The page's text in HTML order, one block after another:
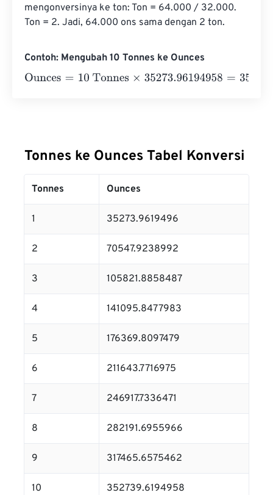
mengonversinya ke ton: Ton = 64.000 / 32.000.
Ton = 2. Jadi, 64.000 ons sama dengan 2 ton.
Contoh: Mengubah 10 Tonnes ke Ounces
Ounces= 10 Tonnes×35273.96194958=
Tonnes ke Ounces Tabel Konversi
Tonnes Ounces
1 35273.9619496
2 70547.9238992
3 105821.8858487
4 141095.8477983
5 176369.8097479
6 211643.7716975
7 246917.7336471
8 282191.6955966
9 317465.6575462
10 352739.6194958